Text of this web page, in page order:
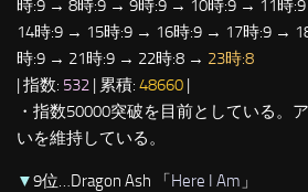
時:9 → 8時:9 → 9時:9 → 10時:9 → 11時
14時:9 → 15時:9 → 16時:9 → 17時:9 →
時:9 → 21時:9 → 22時:8 → 23時:8
| 指数: 532 | 累積: 48660 |
・指数50000突破を目前としている。
いを維持している。
▼9位…Dragon Ash 「Here I Am 」